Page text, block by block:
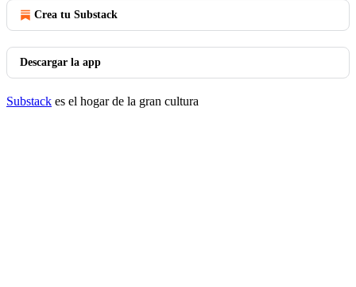
Crea tu Substack
Descargar la app
Substack es el hogar de la gran cultura